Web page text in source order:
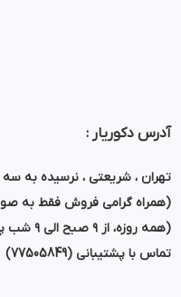
آدرس دکوریار :
تهران ، شریعتی ، نرسیده به سه راه
(همراه گرامی فروش فقط به
(همه روزه، از ۹ صبح الی ۹ شب پاسخگوی تماس شما هستیم)
تماس با پشتیبانی (77505849)